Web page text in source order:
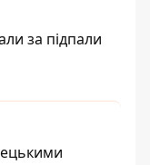
за підпали